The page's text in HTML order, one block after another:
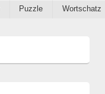
Puzzle Wortschatz